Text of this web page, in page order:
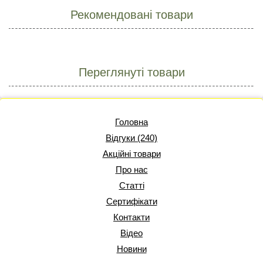
Рекомендовані товари
Переглянуті товари
Головна
Відгуки (240)
Акційні товари
Про нас
Статті
Сертифікати
Контакти
Відео
Новини